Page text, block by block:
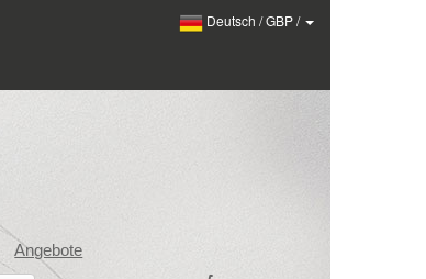
Deutsch /GBP/
Angebote